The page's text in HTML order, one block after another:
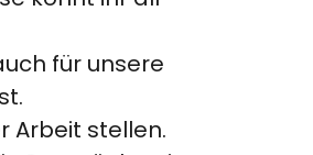
für unsere
Arbeit stellen.